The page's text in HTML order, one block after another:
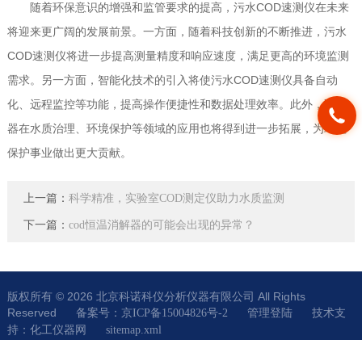
随着环保意识的增强和监管要求的提高，污水COD速测仪在未来
将迎来更广阔的发展前景。一方面，随着科技创新的不断推进，污水
COD速测仪将进一步提高测量精度和响应速度，满足更高的环境监测
需求。另一方面，智能化技术的引入将使污水COD速测仪具备自动
化、远程监控等功能，提高操作便捷性和数据处理效率。此外，该仪
器在水质治理、环境保护等领域的应用也将得到进一步拓展，为环境
保护事业做出更大贡献。
上一篇： 科学精准，实验室COD测定仪助力水质监测
下一篇： cod恒温消解器的可能会出现的异常？
版权所有 © 2026 北京科诺科仪分析仪器有限公司 All Rights
Reserved 备案号：京ICP备15004826号-2 管理登陆技术支
持： 化工仪器网 sitemap.xml